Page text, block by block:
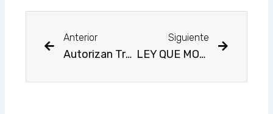
Anterior
Autorizan Transferencia de Partidas en el Presupuesto del Sector Público para el Año Fiscal 2021 a favor de diversos Gobiernos Locales
Siguiente
LEY QUE MODIFICA EL DECRETO LEGISLATIVO 1252, DECRETO LEGISLATIVO QUE CREA EL SISTEMA NACIONAL DE PROGRAMACIÓN MULTIANUAL Y GESTIÓN DE INVERSIONES